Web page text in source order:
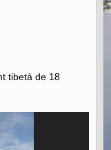
tibetà de 18